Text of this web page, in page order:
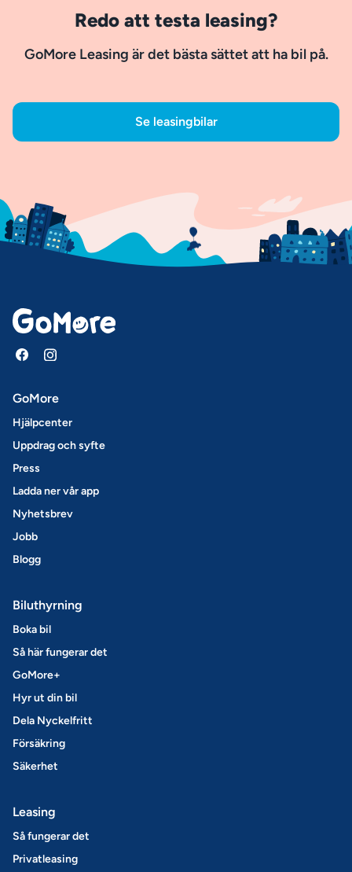
Redo att testa leasing?
GoMore Leasing är det bästa sättet att ha bil på.
Se leasingbilar
GoMore
Hjälpcenter
Uppdrag och syfte
Press
Ladda ner vår app
Nyhetsbrev
Jobb
Blogg
Biluthyrning
Boka bil
Så här fungerar det
GoMore+
Hyr ut din bil
Dela Nyckelfritt
Försäkring
Säkerhet
Leasing
Så fungerar det
Privatleasing